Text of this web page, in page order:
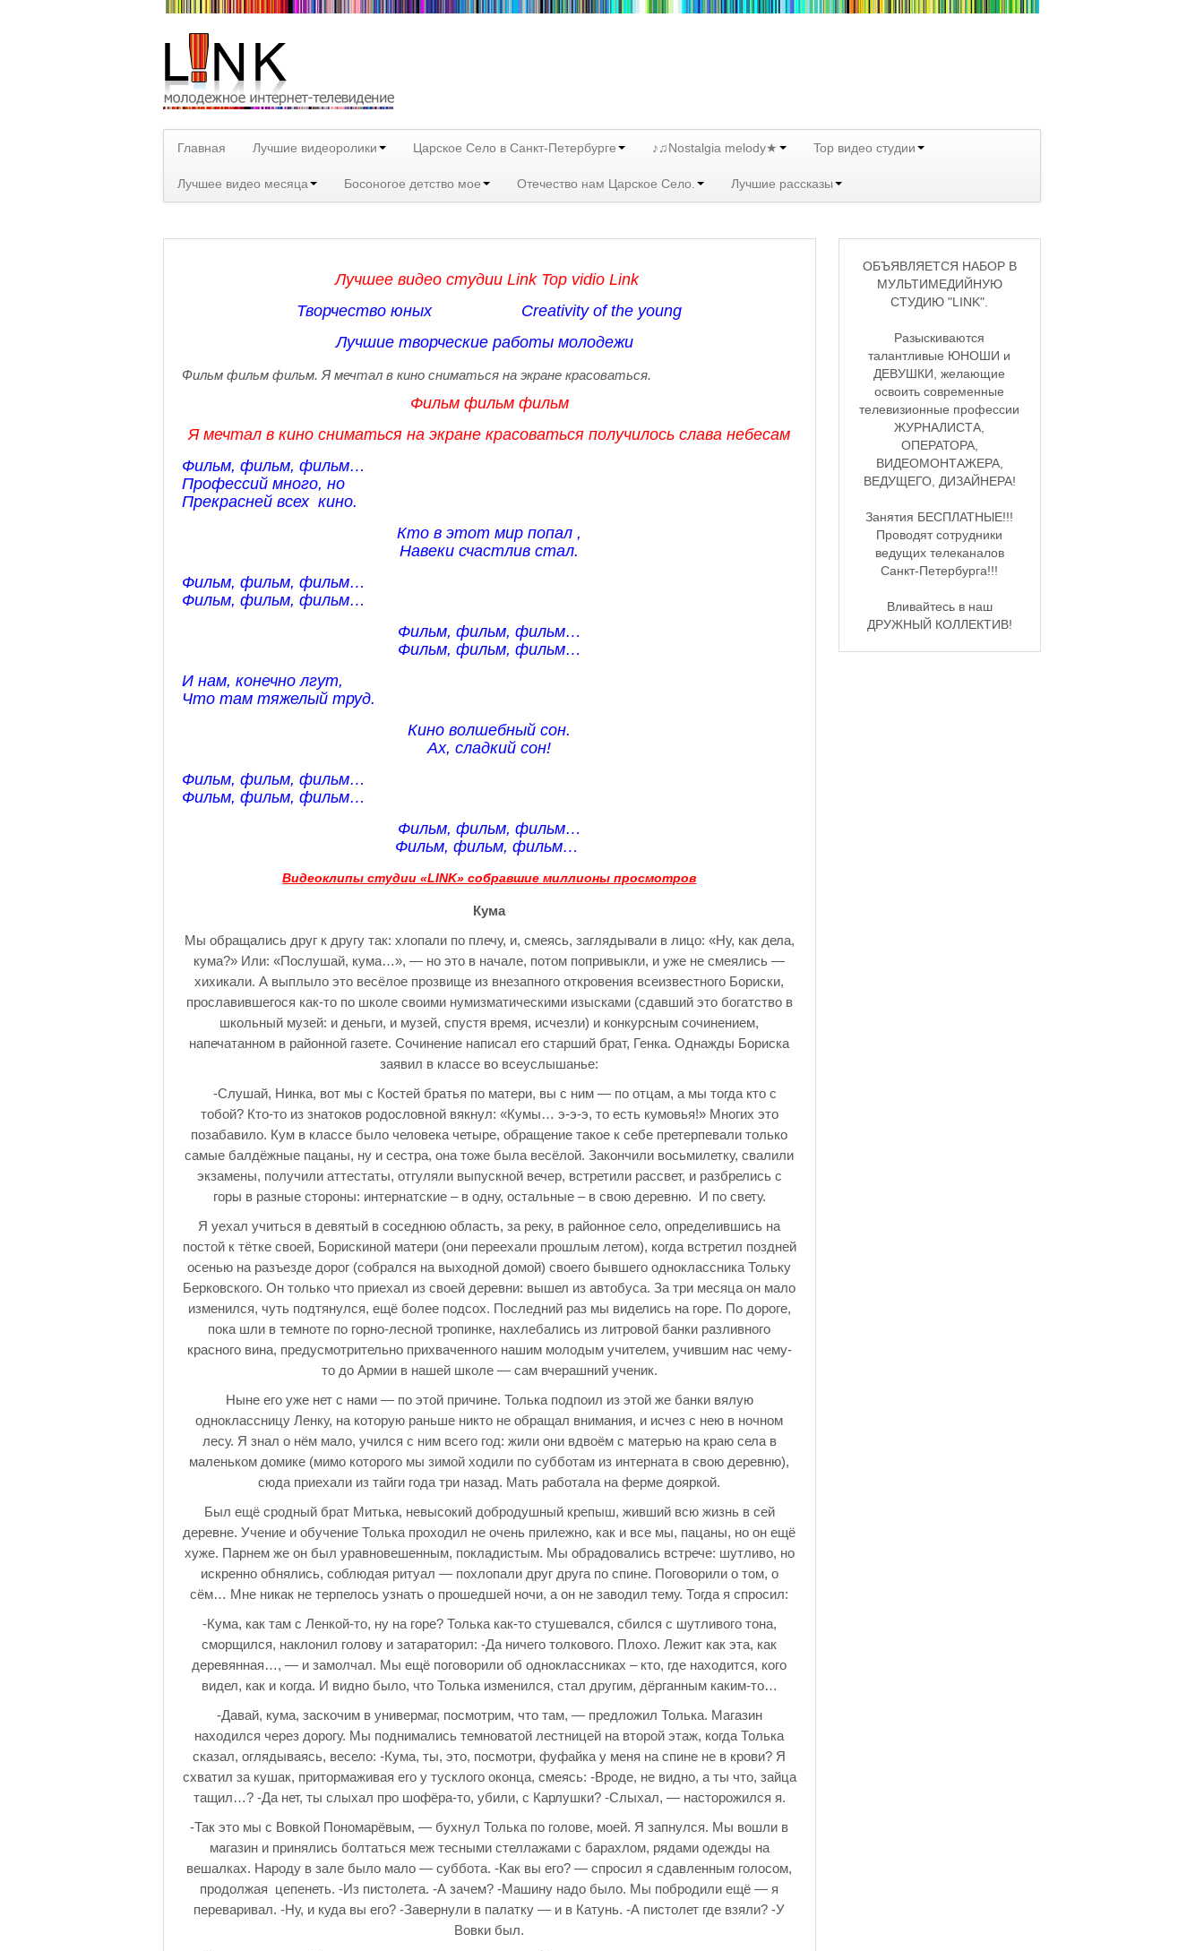
Главная Лучшие видеоролики Царское Село в Санкт-Петербурге ♪♫Nostalgia melody★ Top видео студии
Лучшее видео месяца Босоногое детство мое Отечество нам Царское Село. Лучшие рассказы
Лучшее видео студии Link Top vidio Link
Творчество юных Creativity of the young
Лучшие творческие работы молодежи
Фильм фильм фильм. Я мечтал в кино сниматься на экране красоваться.
Фильм фильм фильм
Я мечтал в кино сниматься на экране красоваться получилось слава небесам
Фильм, фильм, фильм…
Профессий много, но
Прекрасней всех кино.
Кто в этот мир попал ,
Навеки счастлив стал.
Фильм, фильм, фильм…
Фильм, фильм, фильм…
Фильм, фильм, фильм…
Фильм, фильм, фильм…
И нам, конечно лгут,
Что там тяжелый труд.
Кино волшебный сон.
Ах, сладкий сон!
Фильм, фильм, фильм…
Фильм, фильм, фильм…
Фильм, фильм, фильм…
Фильм, фильм, фильм…
Видеоклипы студии «LINK» собравшие миллионы просмотров
Кума
Мы обращались друг к другу так: хлопали по плечу, и, смеясь, заглядывали в лицо: «Ну, как дела,
кума?» Или: «Послушай, кума…», — но это в начале, потом попривыкли, и уже не смеялись —
хихикали. А выплыло это весёлое прозвище из внезапного откровения всеизвестного Бориски,
прославившегося как-то по школе своими нумизматическими изысками (сдавший это богатство в
школьный музей: и деньги, и музей, спустя время, исчезли) и конкурсным сочинением,
напечатанном в районной газете. Сочинение написал его старший брат, Генка. Однажды Бориска
заявил в классе во всеуслышанье:
-Слушай, Нинка, вот мы с Костей братья по матери, вы с ним — по отцам, а мы тогда кто с
тобой? Кто-то из знатоков родословной вякнул: «Кумы… э-э-э, то есть кумовья!» Многих это
позабавило. Кум в классе было человека четыре, обращение такое к себе претерпевали только
самые балдёжные пацаны, ну и сестра, она тоже была весёлой. Закончили восьмилетку, свалили
экзамены, получили аттестаты, отгуляли выпускной вечер, встретили рассвет, и разбрелись с
горы в разные стороны: интернатские – в одну, остальные – в свою деревню. И по свету.
Я уехал учиться в девятый в соседнюю область, за реку, в районное село, определившись на
постой к тётке своей, Борискиной матери (они переехали прошлым летом), когда встретил поздней
осенью на разъезде дорог (собрался на выходной домой) своего бывшего одноклассника Тольку
Берковского. Он только что приехал из своей деревни: вышел из автобуса. За три месяца он мало
изменился, чуть подтянулся, ещё более подсох. Последний раз мы виделись на горе. По дороге,
пока шли в темноте по горно-лесной тропинке, нахлебались из литровой банки разливного
красного вина, предусмотрительно прихваченного нашим молодым учителем, учившим нас чему-
то до Армии в нашей школе — сам вчерашний ученик.
Ныне его уже нет с нами — по этой причине. Толька подпоил из этой же банки вялую
одноклассницу Ленку, на которую раньше никто не обращал внимания, и исчез с нею в ночном
лесу. Я знал о нём мало, учился с ним всего год: жили они вдвоём с матерью на краю села в
маленьком домике (мимо которого мы зимой ходили по субботам из интерната в свою деревню),
сюда приехали из тайги года три назад. Мать работала на ферме дояркой.
Был ещё сродный брат Митька, невысокий добродушный крепыш, живший всю жизнь в сей
деревне. Учение и обучение Толька проходил не очень прилежно, как и все мы, пацаны, но он ещё
хуже. Парнем же он был уравновешенным, покладистым. Мы обрадовались встрече: шутливо, но
искренно обнялись, соблюдая ритуал — похлопали друг друга по спине. Поговорили о том, о
сём… Мне никак не терпелось узнать о прошедшей ночи, а он не заводил тему. Тогда я спросил:
-Кума, как там с Ленкой-то, ну на горе? Толька как-то стушевался, сбился с шутливого тона,
сморщился, наклонил голову и затараторил: -Да ничего толкового. Плохо. Лежит как эта, как
деревянная…, — и замолчал. Мы ещё поговорили об одноклассниках – кто, где находится, кого
видел, как и когда. И видно было, что Толька изменился, стал другим, дёрганным каким-то…
-Давай, кума, заскочим в универмаг, посмотрим, что там, — предложил Толька. Магазин
находился через дорогу. Мы поднимались темноватой лестницей на второй этаж, когда Толька
сказал, оглядываясь, весело: -Кума, ты, это, посмотри, фуфайка у меня на спине не в крови? Я
схватил за кушак, притормаживая его у тусклого оконца, смеясь: -Вроде, не видно, а ты что, зайца
тащил…? -Да нет, ты слыхал про шофёра-то, убили, с Карлушки? -Слыхал, — насторожился я.
-Так это мы с Вовкой Пономарёвым, — бухнул Толька по голове, моей. Я запнулся. Мы вошли в
магазин и принялись болтаться меж тесными стеллажами с барахлом, рядами одежды на
вешалках. Народу в зале было мало — суббота. -Как вы его? — спросил я сдавленным голосом,
продолжая цепенеть. -Из пистолета. -А зачем? -Машину надо было. Мы побродили ещё — я
переваривал. -Ну, и куда вы его? -Завернули в палатку — и в Катунь. -А пистолет где взяли? -У
Вовки был.
ОБЪЯВЛЯЕТСЯ НАБОР В
МУЛЬТИМЕДИЙНУЮ
СТУДИЮ "LINK".
Разыскиваются
талантливые ЮНОШИ и
ДЕВУШКИ, желающие
освоить современные
телевизионные профессии
ЖУРНАЛИСТА,
ОПЕРАТОРА,
ВИДЕОМОНТАЖЕРА,
ВЕДУЩЕГО, ДИЗАЙНЕРА!
Занятия БЕСПЛАТНЫЕ!!!
Проводят сотрудники
ведущих телеканалов
Санкт-Петербурга!!!
Вливайтесь в наш
ДРУЖНЫЙ КОЛЛЕКТИВ!